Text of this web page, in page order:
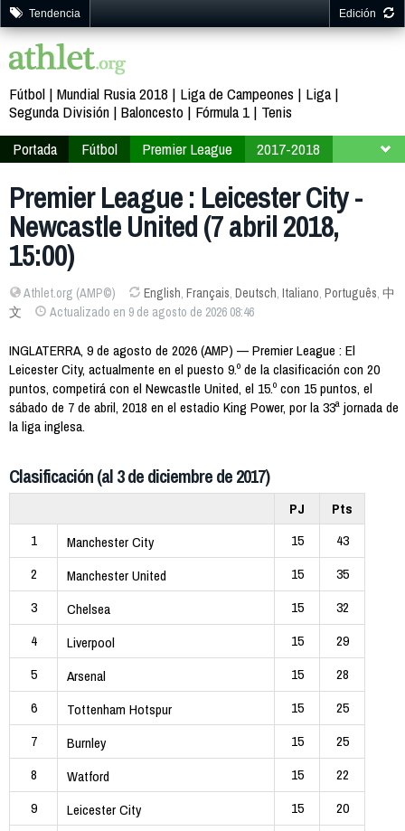
Tendencia Edición
Fútbol Mundial Rusia 2018 Liga de Campeones
Liga
Segunda División Baloncesto Fórmula 1
Tenis
Portada
Fútbol Premier League
2017-2018
Premier League : Leicester City -
Newcastle United (7 abril 2018,
15:00)
Athlet.org (AMP©) English, Français, Deutsch, Italiano, Português, 中
文
Actualizado en 9 de agosto de 2026 08:46
INGLATERRA, 9 de agosto de 2026 (AMP) — Premier League : El
Leicester City, actualmente en el puesto 9.º de la clasificación con 20
puntos, competirá con el Newcastle United, el 15.º con 15 puntos, el
sábado de 7 de abril, 2018 en el estadio King Power, por la 33ª jornada de
la liga inglesa.
Clasificación (al 3 de diciembre de 2017)
PJ
Pts
1
Manchester City 15
43
2
Manchester United 15
35
3
Chelsea 15
32
4
Liverpool 15
29
5
Arsenal 15
28
6
Tottenham Hotspur 15
25
7
Burnley 15
25
8
Watford 15
22
9
Leicester City 15
20